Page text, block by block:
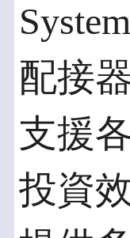
配接
支援
投資